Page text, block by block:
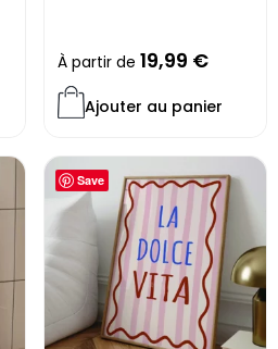
À partir de 19,99 €
Ajouter au panier
Save